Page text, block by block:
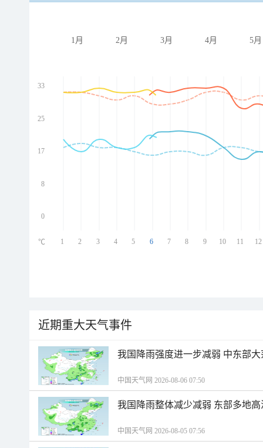
1月 2月 3月 4月 5月
33
25
17
8
0
1 2 3 4 5 6 7 8 9 10 11 12
℃
近期重大天气事件
我国降雨强度进一步减弱 中东部
中国天气网 2026-08-06 07:50
我国降雨整体减少减弱 东部多地
中国天气网 2026-08-05 07:56